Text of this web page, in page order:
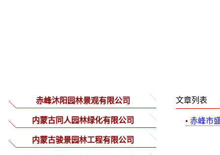
赤峰沐阳园林景观有限公司
内蒙古同人园林绿化有限公司
内蒙古骏景园林工程有限公司
文章列表
赤峰市